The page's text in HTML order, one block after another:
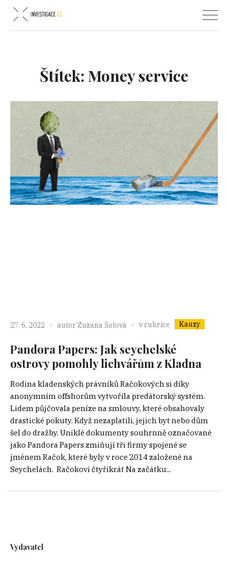
Štítek: Money service
27. 6. 2022 autor Zuzana Šotová v rubrice Kauzy
Pandora Papers: Jak seychelské
ostrovy pomohly lichvářům z Kladna
Rodina kladenských právníků Račokových si díky
anonymním offshorům vytvořila predátorský systém.
Lidem půjčovala peníze na smlouvy, které obsahovaly
drastické pokuty. Když nezaplatili, jejich byt nebo dům
šel do dražby. Uniklé dokumenty souhrnně označované
jako Pandora Papers zmiňují tři firmy spojené se
jménem Račok, které byly v roce 2014 založené na
Seychelách. Račokovi čtyřikrát Na začátku...
Vydavatel